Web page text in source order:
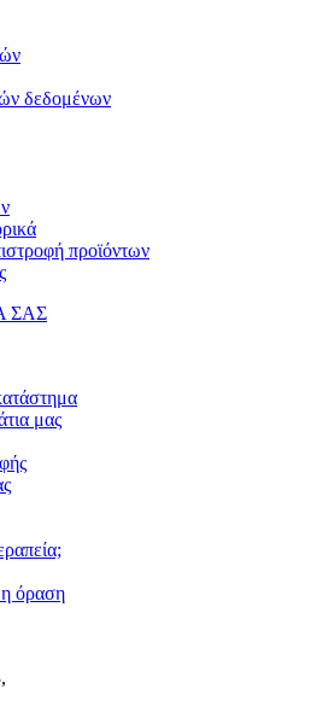
δεδομένων
προϊόντων
ΣΑΣ
μας
όραση